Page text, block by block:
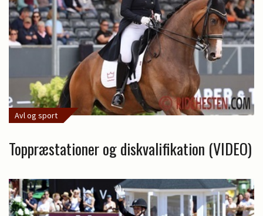
Avl og sport
Toppræstationer og diskvalifikation (VIDEO)